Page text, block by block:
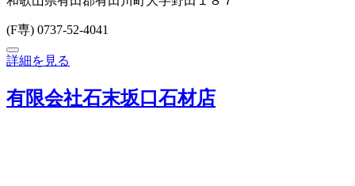
(F専) 0737-52-4041
詳細を見る
有限会社石末坂口石材店